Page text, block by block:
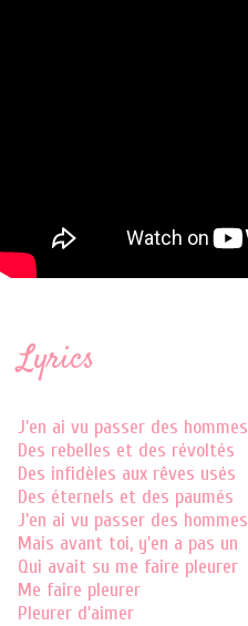
Lyrics
J'en ai vu passer des hommes
Des rebelles et des révoltés
Des infidèles aux rêves usés
Des éternels et des paumés
J'en ai vu passer des hommes
Mais avant toi, y'en a pas un
Qui avait su me faire pleurer
Me faire pleurer
Pleurer d'aimer